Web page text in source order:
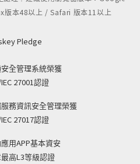
版本48以上 / Safari 版本11以上
Pledge
全管理系統榮獲
27001認證
務資訊安全管理榮獲
27017認證
用APP基本資安
高L3等級認證